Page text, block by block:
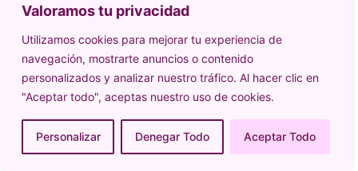
Valoramos tu privacidad
Utilizamos cookies para mejorar tu experiencia de
navegación, mostrarte anuncios o contenido
personalizados y analizar nuestro tráfico. Al hacer clic en
"Aceptar todo", aceptas nuestro uso de cookies.
Personalizar Denegar Todo Aceptar Todo